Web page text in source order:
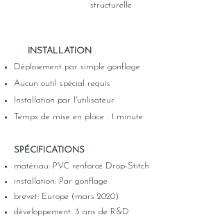
structurelle
INSTALLATION
Déploiement par simple gonflage
Aucun outil spécial requis
Installation par l'utilisateur
Temps de mise en place : 1 minute
SPÉCIFICATIONS
matériau: PVC renforcé Drop-Stitch
installation: Par gonflage
brevet: Europe (mars 2020)
développement: 3 ans de R&D